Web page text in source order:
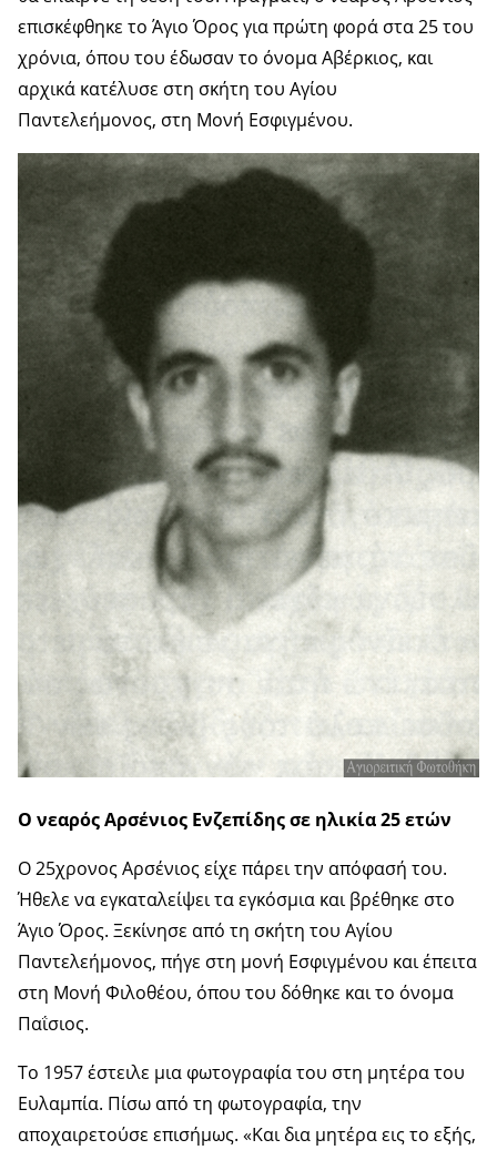
επισκέφθηκε το Άγιο Όρος για πρώτη φορά στα 25 του
χρόνια, όπου του έδωσαν το όνομα Αβέρκιος, και
αρχικά κατέλυσε στη σκήτη του Αγίου
Παντελεήμονος, στη Μονή Εσφιγμένου.
Ο νεαρός Αρσένιος Ενζεπίδης σε ηλικία 25 ετών
Ο 25χρονος Αρσένιος είχε πάρει την απόφασή του.
Ήθελε να εγκαταλείψει τα εγκόσμια και βρέθηκε στο
Άγιο Όρος. Ξεκίνησε από τη σκήτη του Αγίου
Παντελεήμονος, πήγε στη μονή Εσφιγμένου και έπειτα
στη Μονή Φιλοθέου, όπου του δόθηκε και το όνομα
Παΐσιος.
Το 1957 έστειλε μια φωτογραφία του στη μητέρα του
Ευλαμπία. Πίσω από τη φωτογραφία, την
αποχαιρετούσε επισήμως. «Και δια μητέρα εις το εξής,